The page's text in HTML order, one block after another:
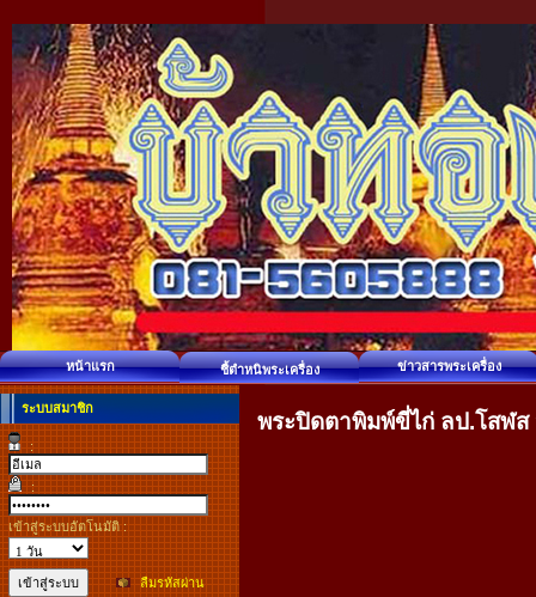
หน้าแรก ชี้ตำหนิพระเครื่อง ข่าวสารพระเครื่อง
ระบบสมาชิก
:
:
เข้าสู่ระบบอัตโนมัติ :
ลืมรหัสผ่าน
พระปิดตาพิมพ์ขี่ไก่ ลป.โสฬส